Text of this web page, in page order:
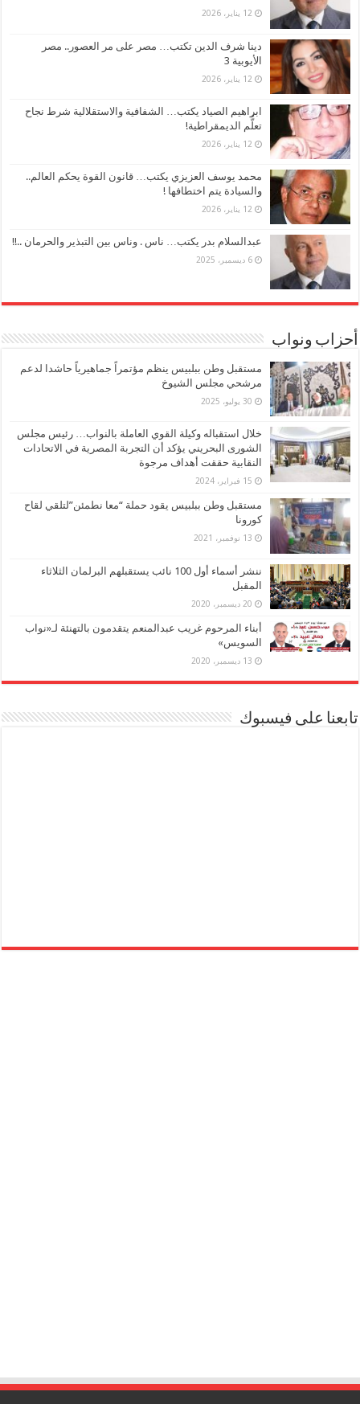
12 يناير، 2026
دينا شرف الدين تكتب… مصر على مر العصور.. مصر
الأيوبية 3
12 يناير، 2026
ابراهيم الصياد يكتب… الشفافية والاستقلالية شرط نجاح
تعلُّم الديمقراطية!
12 يناير، 2026
محمد يوسف العزيزي يكتب… قانون القوة يحكم العالم..
والسيادة يتم اختطافها !
12 يناير، 2026
عبدالسلام بدر يكتب… ناس . وناس بين التبذير والحرمان ..!!
6 ديسمبر، 2025
أحزاب ونواب
مستقبل وطن ببلبيس ينظم مؤتمراً جماهيرياً حاشدا لدعم
مرشحي مجلس الشيوخ
30 يوليو، 2025
خلال استقباله وكيلة القوي العاملة بالنواب… رئيس مجلس
الشورى البحريني يؤكد أن التجربة المصرية في الاتحادات
النقابية حققت أهداف مرجوة
15 فبراير، 2024
مستقبل وطن ببلبيس يقود حملة “معا نطمئن”لتلقي لقاح
كورونا
13 نوفمبر، 2021
ننشر أسماء أول 100 نائب يستقبلهم البرلمان الثلاثاء
المقبل
20 ديسمبر، 2020
أبناء المرحوم غريب عبدالمنعم يتقدمون بالتهنئة لـ«نواب
السويس»
13 ديسمبر، 2020
تابعنا على فيسبوك